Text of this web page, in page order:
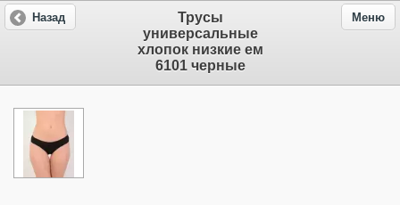
Трусы
универсальные
хлопок низкие ем
6101 черные
Назад Меню